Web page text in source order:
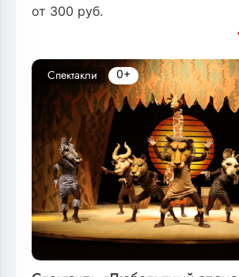
от 300 руб.
Спектакли 0+